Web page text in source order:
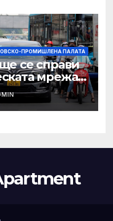
ПРОМИШЛЕНА ПАЛАТА
се справи
мрежа
до